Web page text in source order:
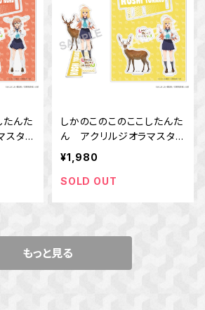
たんた
スタン
しかのこのこのここしたんた
ん アクリルジオラマスタン
ド 虎視 虎子
¥1,980
SOLD OUT
もっと見る